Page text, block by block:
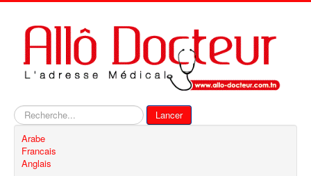
Rechercher
Lancer
Arabe
Francais
Anglais